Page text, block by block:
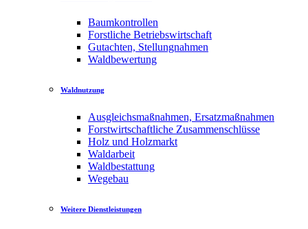
Baumkontrollen
Forstliche Betriebswirtschaft
Gutachten, Stellungnahmen
Waldbewertung
Waldnutzung
Ausgleichsmaßnahmen, Ersatzmaßnahmen
Forstwirtschaftliche Zusammenschlüsse
Holz und Holzmarkt
Waldarbeit
Waldbestattung
Wegebau
Weitere Dienstleistungen